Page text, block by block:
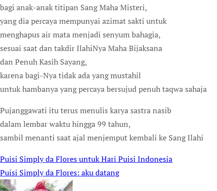
bagi anak-anak titipan Sang Maha Misteri,
yang dia percaya mempunyai azimat sakti untuk
menghapus air mata menjadi senyum bahagia,
sesuai saat dan takdir IlahiNya Maha Bijaksana
dan Penuh Kasih Sayang,
karena bagi-Nya tidak ada yang mustahil
untuk hambanya yang percaya bersujud penuh taqwa sahaja
Pujanggawati itu terus menulis karya sastra nasib
dalam lembar waktu hingga 99 tahun,
sambil menanti saat ajal menjemput kembali ke Sang Ilahi
Post
navigation
Puisi Simply da Flores untuk Hari Puisi Indonesia
Puisi Simply da Flores: aku datang